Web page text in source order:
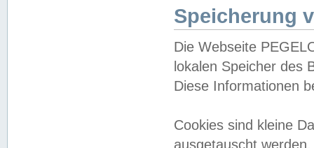
Speicherung
Die Webseite
lokalen Speicher des
Diese Informationen
Cookies sind kleine
ausgetauscht